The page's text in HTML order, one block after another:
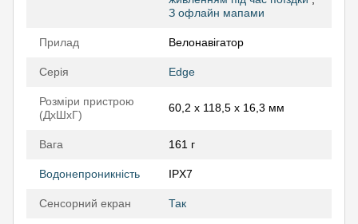
З офлайн мапами
Прилад Велонавігатор
Серія Edge
Розміри пристрою
(ДхШхГ)
60,2 x 118,5 x 16,3 мм
Вага 161 г
Водонепроникність IPX7
Сенсорний екран Так